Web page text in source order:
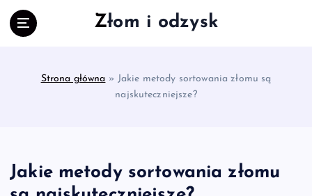
Złom i odzysk
Strona główna » Jakie metody sortowania złomu są
najskuteczniejsze?
Jakie metody sortowania złomu